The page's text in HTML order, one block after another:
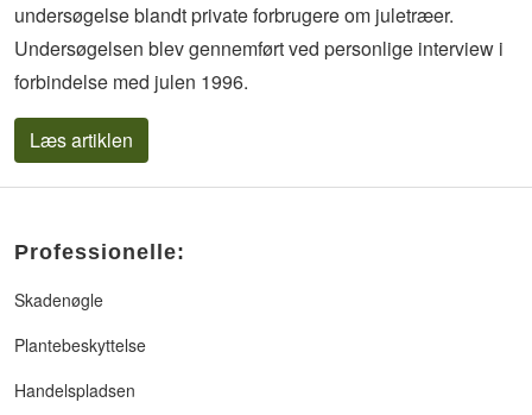
undersøgelse blandt private forbrugere om juletræer.
Undersøgelsen blev gennemført ved personlige interview i
forbindelse med julen 1996.
Læs artiklen
Professionelle:
Skadenøgle
Plantebeskyttelse
Handelspladsen